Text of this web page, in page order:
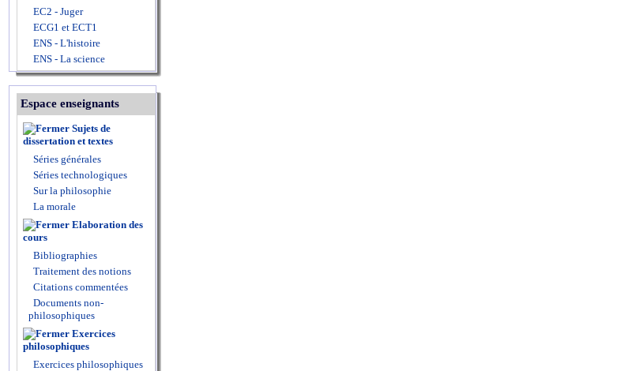
EC2 - Juger
ECG1 et ECT1
ENS - L'histoire
ENS - La science
Espace enseignants
Sujets de
dissertation et textes
Séries générales
Séries technologiques
Sur la philosophie
La morale
Elaboration des
cours
Bibliographies
Traitement des notions
Citations commentées
Documents non-
philosophiques
Exercices
philosophiques
Exercices philosophiques